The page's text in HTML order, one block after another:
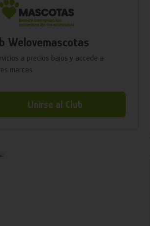
Welovemascotas
a precios bajos y accede a
marcas
Unirse al Club